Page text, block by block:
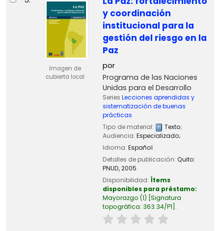
Imagen de
cubierta local
y coordinación
institucional para la
gestión del riesgo en la
Paz
por
Programa de las Naciones
Unidas para el Desarrollo
Series Lecciones aprendidas y
sistematización de buenas
prácticas
Tipo de material:
Texto;
Audiencia: Especializado;
Idioma: Español
Detalles de publicación: Quito:
PNUD,2005
Disponibilidad: Ítems
disponibles para préstamo:
Mayorazgo (1) Signatura
topográfica: 363.34/P1 .